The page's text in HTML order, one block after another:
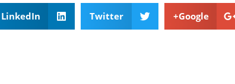
Google+
Twitter
LinkedIn